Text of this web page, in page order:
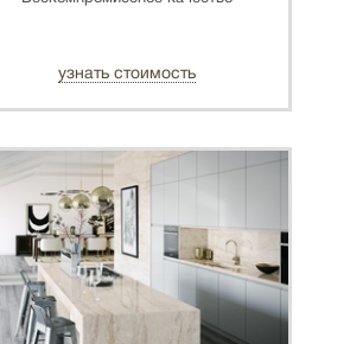
узнать стоимость
ХИТ